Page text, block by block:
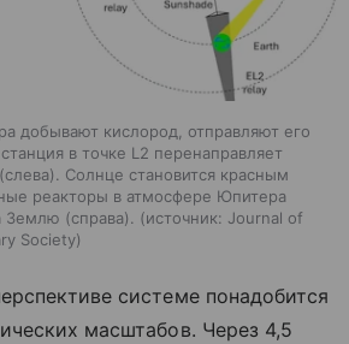
добывают кислород, отправляют его
в точке L2 перенаправляет
Солнце становится красным
реакторы в атмосфере Юпитера
Землю (справа).
источник: Journal of
Society
системе понадобится
масштабов. Через 4,5